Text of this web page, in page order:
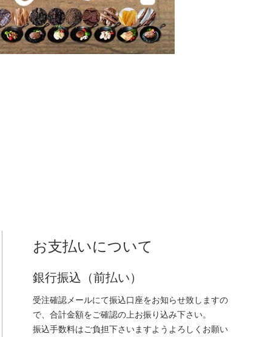
お支払いについて
銀行振込（前払い）
受注確認メールにて振込口座をお知らせ致しますの
で、合計金額をご確認の上お振り込み下さい。
振込手数料はご負担下さいますようよろしくお願い